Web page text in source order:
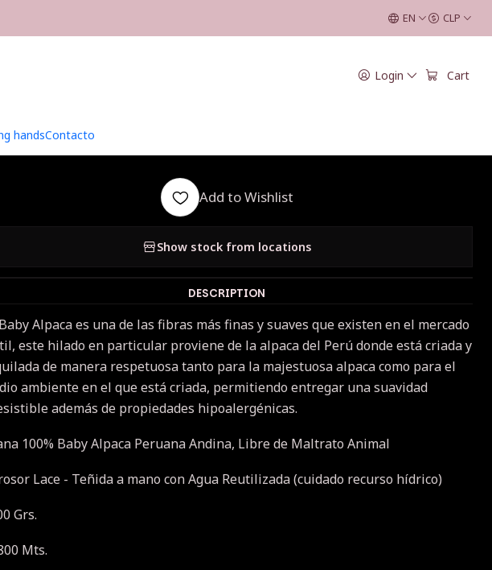
Login Cart
handsContacto
EN CLP
Baby Alpaca Bijoux Lace
Add to Wishlist
Show stock from locations
DESCRIPTION
Alpaca es una de las fibras más finas y suaves que existen en el mercado
este hilado en particular proviene de la alpaca del Perú donde está criada y
de manera respetuosa tanto para la majestuosa alpaca como para el
ambiente en el que está criada, permitiendo entregar una suavidad
además de propiedades hipoalergénicas.
100% Baby Alpaca Peruana Andina, Libre de Maltrato Animal
Lace - Teñida a mano con Agua Reutilizada (cuidado recurso hídrico)
Grs.
Mts.